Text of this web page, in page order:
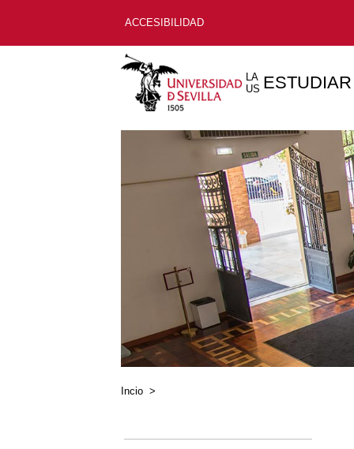
ACCESIBILIDAD
LA
US ESTUDIAR
Incio >